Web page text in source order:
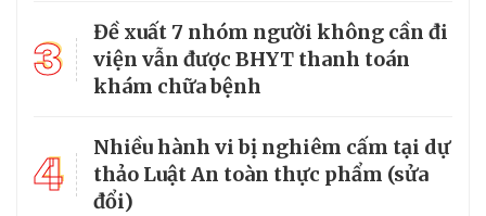
3
Đề xuất 7 nhóm người không cần đi
viện vẫn được BHYT thanh toán
khám chữa bệnh
4
Nhiều hành vi bị nghiêm cấm tại dự
thảo Luật An toàn thực phẩm (sửa
đổi)